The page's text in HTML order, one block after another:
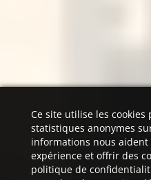
Ce site utilise les cookies
statistiques anonymes
informations nous
expérience et offrir des
politique de